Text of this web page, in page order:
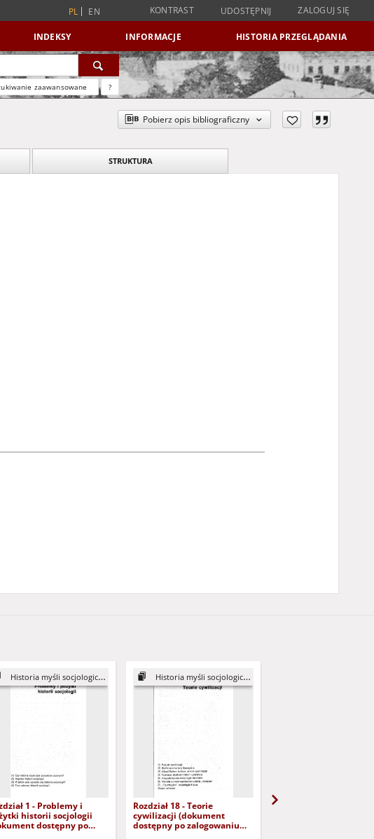
PL EN KONTRAST UDOSTĘPNIJ ZALOGUJ SIĘ
INDEKSY INFORMACJE HISTORIA PRZEGLĄDANIA
zaawansowane ?
Pobierz opis bibliograficzny
STRUKTURA
Historia myśli socjologicznej
1 - Problemy i
historii socjologii
dostępny po
Historia myśli socjologicznej
Rozdział 18 - Teorie
cywilizacji (dokument
dostępny po zalogowaniu